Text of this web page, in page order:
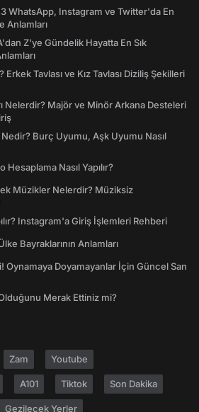
WhatsApp, Instagram ve Twitter'da En
Anlamları
Z'ye Gündelik Hayatta En Sık
Erkek Tavlası ve Kız Tavlası Diziliş Şekilleri
Nelerdir? Majör ve Minör Arkana Desteleri
Burç Uyumu, Aşk Uyumu Nasıl
Nasıl Yapılır?
Müzikler Nelerdir? Müziksiz
Instagram'a Giriş İşlemleri Rehberi
Bayraklarının Anlamları
Oynamaya Doyamayanlar İçin Güncel San
Merak Ettiniz mi?
Zam Youtube
A101 Tiktok Son Dakika
Gezilecek Yerler